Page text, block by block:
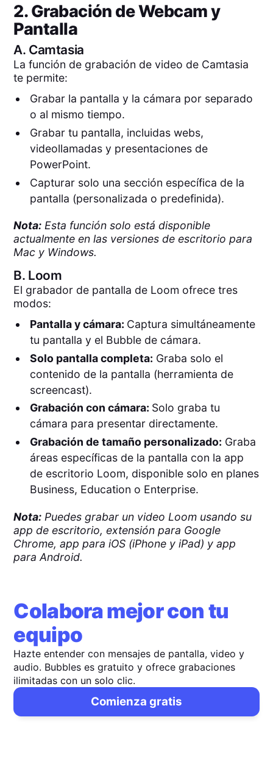
2. Grabación de Webcam y
Pantalla
A. Camtasia
La función de grabación de video de Camtasia
te permite:
Grabar la pantalla y la cámara por separado
o al mismo tiempo.
Grabar tu pantalla, incluidas webs,
videollamadas y presentaciones de
PowerPoint.
Capturar solo una sección específica de la
pantalla (personalizada o predefinida).
Nota: Esta función solo está disponible
actualmente en las versiones de escritorio para
Mac y Windows.
B. Loom
El grabador de pantalla de Loom ofrece tres
modos:
Pantalla y cámara: Captura simultáneamente
tu pantalla y el Bubble de cámara.
Solo pantalla completa: Graba solo el
contenido de la pantalla (herramienta de
screencast).
Grabación con cámara: Solo graba tu
cámara para presentar directamente.
Grabación de tamaño personalizado: Graba
áreas específicas de la pantalla con la app
de escritorio Loom, disponible solo en planes
Business, Education o Enterprise.
Nota: Puedes grabar un video Loom usando su
app de escritorio, extensión para Google
Chrome, app para iOS (iPhone y iPad) y app
para Android.
Colabora mejor con tu
equipo
Hazte entender con mensajes de pantalla, video y
audio. Bubbles es gratuito y ofrece grabaciones
ilimitadas con un solo clic.
Comienza gratis